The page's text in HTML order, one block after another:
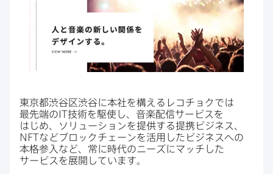
東京都渋谷区渋谷に​本社を​構える​レコチョクでは​
最先端のIT技術を​駆使し、​音楽配信サービスを​
はじめ、​ソリューションを​提供する​提携ビジネス、
NFTなど​ブロックチェーンを​活用した​ビジネスへの​
本格参入など、​常に​時代の​ニーズに​マッチした​
サービスを​展開しています。